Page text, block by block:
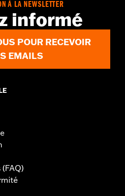
À LA NEWSLETTER
informé
POUR RECEVOIR
EMAILS